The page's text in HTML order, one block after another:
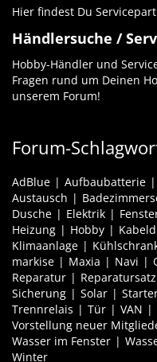
Hier findest Du
Händlersuche /
Hobby-Händler und
Fragen rund um Deinen
unserem Forum!
Forum-
AdBlue Aufbaubatterie
Austausch
Dusche
Elektrik
Heizung
Hobby
Klimaanlage
markise
Maxia Navi
Reparatur
Reparatursatz
Sicherung
Solar
Trennrelais
Tür VAN
Vorstellung neuer
Wasser im Fenster
Winter